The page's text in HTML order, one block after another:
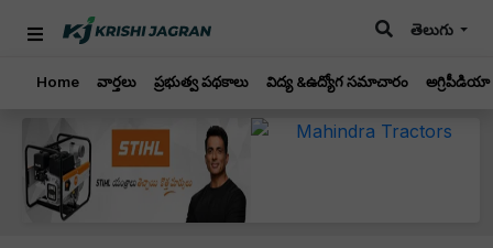
తెలుగు
Home వార్తలు ప్రభుత్వ పథకాలు విద్య &ఉద్యోగ సమాచారం అగ్రిపీడియా